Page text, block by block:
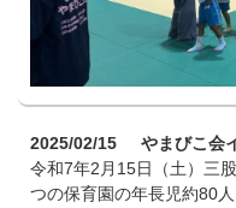
2025/02/15
やまびこ
令和7年2月15日（土）三
つの保育園の年長児約80